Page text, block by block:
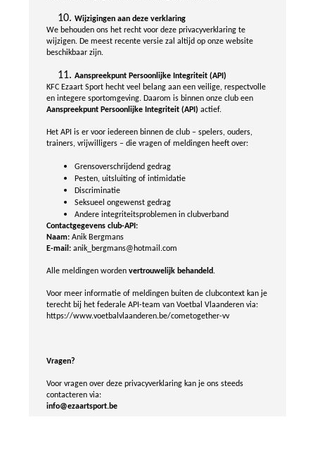
Wijzigingen aan deze verklaring
We behouden ons het recht voor deze privacyverklaring te
wijzigen. De meest recente versie zal altijd op onze website
beschikbaar zijn.
Aanspreekpunt Persoonlijke Integriteit (API)
KFC Ezaart Sport hecht veel belang aan een veilige, respectvolle
en integere sportomgeving. Daarom is binnen onze club een
Aanspreekpunt Persoonlijke Integriteit (API) actief.
Het API is er voor iedereen binnen de club – spelers, ouders,
trainers, vrijwilligers – die vragen of meldingen heeft over:
Grensoverschrijdend gedrag
Pesten, uitsluiting of intimidatie
Discriminatie
Seksueel ongewenst gedrag
Andere integriteitsproblemen in clubverband
Contactgegevens club-API:
Naam: Anik Bergmans
E-mail: anik_bergmans@hotmail.com
Alle meldingen wordenvertrouwelijk behandeld.
Voor meer informatie of meldingen buiten de clubcontext kan je
terecht bij het federale API-team van Voetbal Vlaanderen via:
https://www.voetbalvlaanderen.be/cometogether-vv
Vragen?
Voor vragen over deze privacyverklaring kan je ons steeds
contacteren via:
info@ezaartsport.be